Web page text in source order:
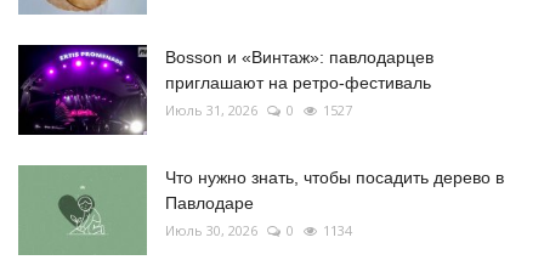
Bosson и «Винтаж»: павлодарцев
приглашают на ретро-фестиваль
Июль 31, 2026 0 1527
Что нужно знать, чтобы посадить дерево в
Павлодаре
Июль 30, 2026 0 1134